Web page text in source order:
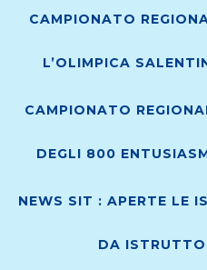
CAMPIONATO
L’OLIMPICA
CAMPIONATO
DEGLI 800
NEWS SIT : APERTE LE
DA